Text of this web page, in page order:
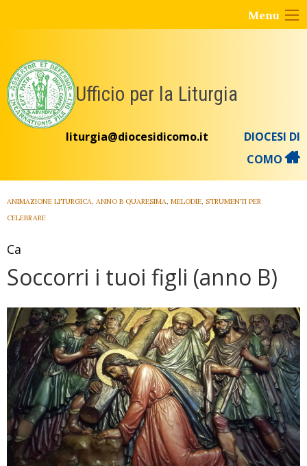
Menu
Ufficio per la Liturgia
liturgia@diocesidicomo.it
DIOCESI DI
COMO
ANIMAZIONE LITURGICA, ANNO B QUARESIMA, MELODIE, STRUMENTI PER
CELEBRARE
Ca
Soccorri i tuoi figli (anno B)